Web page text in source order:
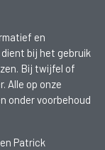
en
bij het gebruik
Bij twijfel of
Alle op onze
onder voorbehoud
Patrick